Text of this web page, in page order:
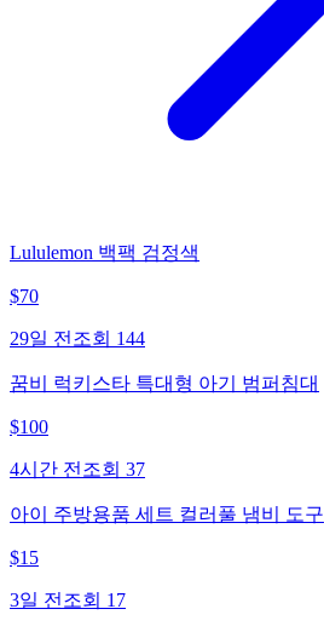
Lululemon 백팩 검정색
$70
29일 전 조회 144
꿈비 럭키스타 특대형 아기 범퍼침대
$100
4시간 전 조회 37
아이 주방용품 세트 컬러풀 냄비 도구
$15
3일 전 조회 17